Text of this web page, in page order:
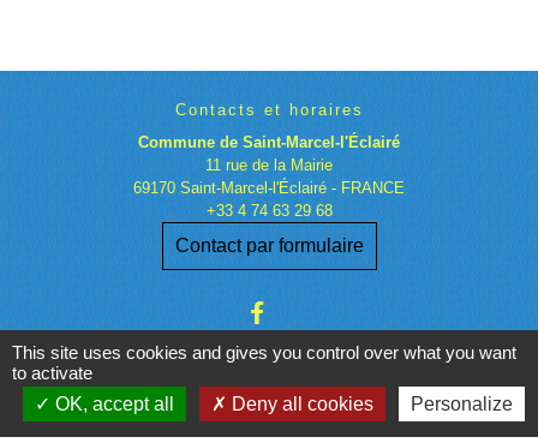
Contacts et horaires
Commune de Saint-Marcel-l'Éclairé
11 rue de la Mairie
69170 Saint-Marcel-l'Éclairé - FRANCE
+33 4 74 63 29 68
Contact par formulaire
This site uses cookies and gives you control over what you want
to activate
OK, accept all
Deny all cookies Personalize